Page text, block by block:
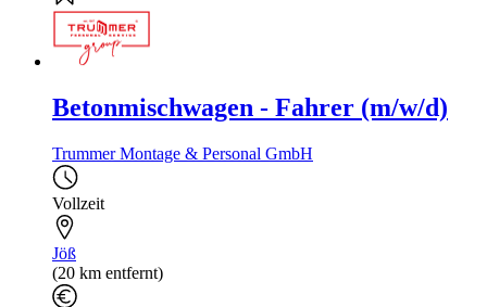
Betonmischwagen - Fahrer (m/w/d)
Trummer Montage & Personal GmbH
Vollzeit
Jöß
(20 km entfernt)